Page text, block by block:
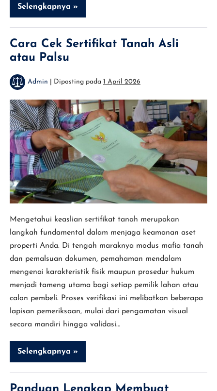
Selengkapnya »
Cara
Mengurus
Girik
SHM
(Sertifikat
Hak
Cara Cek Sertifikat Tanah Asli
atau Palsu
Admin Diposting pada 1 April 2026
Cara
Cek
Sertifikat
Tanah
Asli
atau
Palsu
Mengetahui keaslian sertifikat tanah merupakan
langkah fundamental dalam menjaga keamanan aset
properti Anda. Di tengah maraknya modus mafia tanah
dan pemalsuan dokumen, pemahaman mendalam
mengenai karakteristik fisik maupun prosedur hukum
menjadi tameng utama bagi setiap pemilik lahan atau
calon pembeli. Proses verifikasi ini melibatkan beberapa
lapisan pemeriksaan, mulai dari pengamatan visual
secara mandiri hingga validasi…
Selengkapnya »
Cara
Cek
Sertifikat
Asli